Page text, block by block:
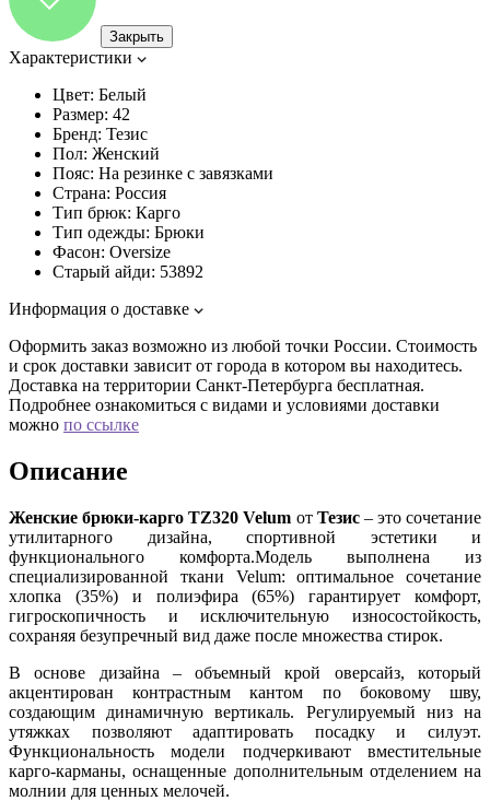
Закрыть
Характеристики
Цвет: Белый
Размер: 42
Бренд: Тезис
Пол: Женский
Пояс: На резинке с завязками
Страна: Россия
Тип брюк: Карго
Тип одежды: Брюки
Фасон: Oversize
Старый айди: 53892
Информация о доставке
Оформить заказ возможно из любой точки России. Стоимость
и срок доставки зависит от города в котором вы находитесь.
Доставка на территории Санкт-Петербурга бесплатная.
Подробнее ознакомиться с видами и условиями доставки
можно по ссылке
Описание
Женские брюки-карго TZ320 Velum от Тезис– это сочетание
утилитарного дизайна, спортивной эстетики и
функционального комфорта.Модель выполнена из
специализированной ткани Velum: оптимальное сочетание
хлопка (35%) и полиэфира (65%) гарантирует комфорт,
гигроскопичность и исключительную износостойкость,
сохраняя безупречный вид даже после множества стирок.
В основе дизайна – объемный крой оверсайз, который
акцентирован контрастным кантом по боковому шву,
создающим динамичную вертикаль. Регулируемый низ на
утяжках позволяют адаптировать посадку и силуэт.
Функциональность модели подчеркивают вместительные
карго-карманы, оснащенные дополнительным отделением на
молнии для ценных мелочей.